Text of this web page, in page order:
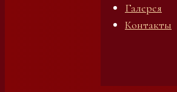
Галерея
Контакты